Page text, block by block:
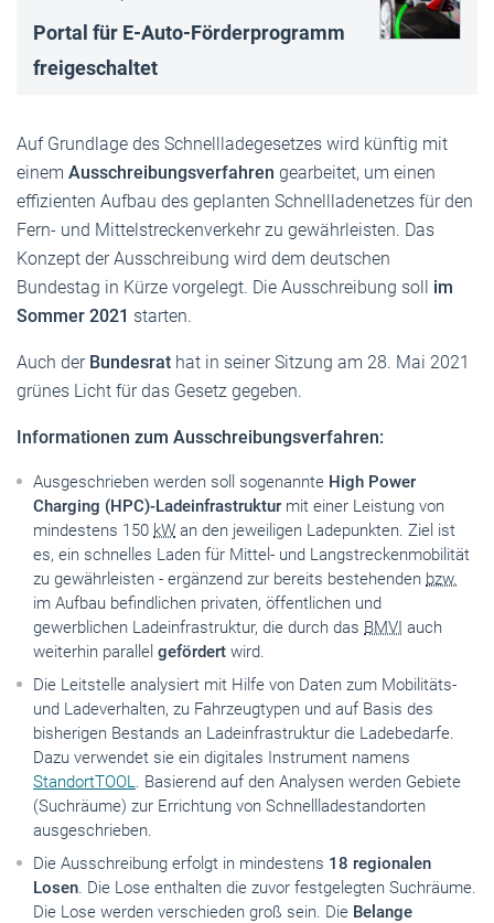
Portal für E-Auto-Förderprogramm
freigeschaltet
Auf Grundlage des Schnellladegesetzes wird künftig mit
einem Ausschreibungsverfahren gearbeitet, um einen
effizienten Aufbau des geplanten Schnellladenetzes für den
Fern- und Mittelstreckenverkehr zu gewährleisten. Das
Konzept der Ausschreibung wird dem deutschen
Bundestag in Kürze vorgelegt. Die Ausschreibung soll im
Sommer 2021 starten.
Auch der Bundesrat hat in seiner Sitzung am 28. Mai 2021
grünes Licht für das Gesetz gegeben.
Informationen zum Ausschreibungsverfahren:
Ausgeschrieben werden soll sogenannte High Power
Charging (HPC)-Ladeinfrastruktur mit einer Leistung von
mindestens 150 kW an den jeweiligen Ladepunkten. Ziel ist
es, ein schnelles Laden für Mittel- und Langstreckenmobilität
zu gewährleisten - ergänzend zur bereits bestehenden bzw.
im Aufbau befindlichen privaten, öffentlichen und
gewerblichen Ladeinfrastruktur, die durch das BMVI auch
weiterhin parallel gefördert wird.
Die Leitstelle analysiert mit Hilfe von Daten zum Mobilitäts-
und Ladeverhalten, zu Fahrzeugtypen und auf Basis des
bisherigen Bestands an Ladeinfrastruktur die Ladebedarfe.
Dazu verwendet sie ein digitales Instrument namens
StandortTOOL. Basierend auf den Analysen werden Gebiete
(Suchräume) zur Errichtung von Schnellladestandorten
ausgeschrieben.
Die Ausschreibung erfolgt in mindestens 18 regionalen
Losen. Die Lose enthalten die zuvor festgelegten Suchräume.
Die Lose werden verschieden groß sein. Die Belange